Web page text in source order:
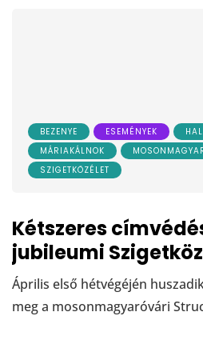
BEZENYE ESEMÉNYEK
MÁRIAKÁLNOK
SZIGETKÖZÉLET
Kétszeres
jubileumi
Április első hétvégéjén
meg a mosonmagyaróvári